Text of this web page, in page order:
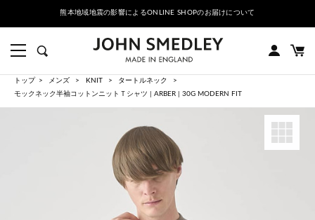
熊本地域地震の影響によるONLINE SHOPのお届けについて
トップ メンズ KNIT
タートルネック
モックネック半袖コットンニットＴシャツ | ARBER | 30G MODERN FIT